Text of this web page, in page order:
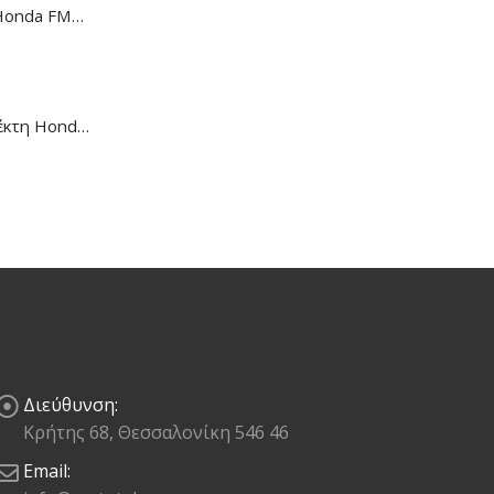
Ντίζα Κοντέρ Honda FMX-650
Μανέτα Συμπλέκτη Honda CB/CBR-650R
Διεύθυνση:
Κρήτης 68, Θεσσαλονίκη 546 46
Email: